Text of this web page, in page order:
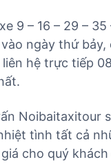
9 – 16 – 29 –
ngày thứ bảy,
hệ trực tiếp
Noibaitaxitour
tình tất cả
cho quý